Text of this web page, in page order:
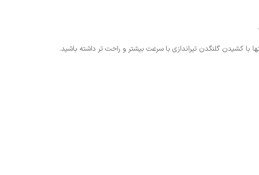
کشیدن گلنگدن تیراندازی با سرعت بیشتر و راحت تر داشته باشید.